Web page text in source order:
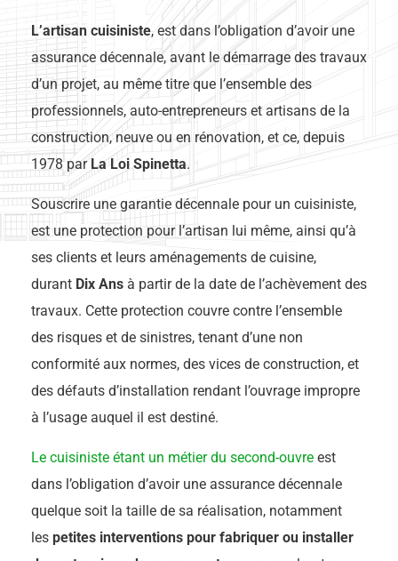
L’artisan cuisiniste, est dans l’obligation d’avoir une
assurance décennale, avant le démarrage des travaux
d’un projet, au même titre que l’ensemble des
professionnels, auto-entrepreneurs et artisans de la
construction, neuve ou en rénovation, et ce, depuis
1978 parLa Loi Spinetta.
Souscrire une garantie décennale pour un cuisiniste,
est une protection pour l’artisan lui même, ainsi qu’à
ses clients et leurs aménagements de cuisine,
durant Dix Ans à partir de la date de l’achèvement des
travaux. Cette protection couvre contre l’ensemble
des risques et de sinistres, tenant d’une non
conformité aux normes, des vices de construction, et
des défauts d’installation rendant l’ouvrage impropre
à l’usage auquel il est destiné.
Le cuisiniste étant un métier du second-ouvre est
dans l’obligation d’avoir une assurance décennale
quelque soit la taille de sa réalisation, notamment
les petites interventions pour fabriquer ou installer